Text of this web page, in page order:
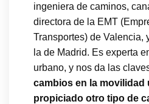
ingeniera de caminos,
directora de la EMT
Transportes) de Valencia,
la de Madrid. Es experta
urbano, y nos da las
cambios en la movilidad
propiciado otro tipo de